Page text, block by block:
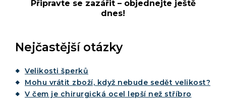
Připravte se zazářit – objednejte ještě
dnes!
Nejčastější otázky
Velikosti šperků
Mohu vrátit zboží, když nebude sedět velikost?
V čem je chirurgická ocel lepší než stříbro